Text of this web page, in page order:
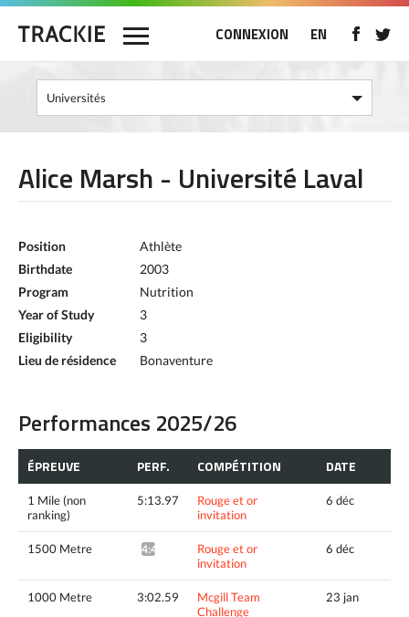
CONNEXION EN
Alice Marsh - Université Laval
Position
Athlète
Birthdate
2003
Program
Nutrition
Year of Study
3
Eligibility
3
Lieu de résidence
Bonaventure
Performances 2025/26
ÉPREUVE PERF. COMPÉTITION DATE
1 Mile (non
ranking)
5:13.97
Rouge et or
invitation
6 déc
1500 Metre 4:47.58^
Rouge et or
invitation
6 déc
1000 Metre 3:02.59
Mcgill Team
Challenge
23 jan